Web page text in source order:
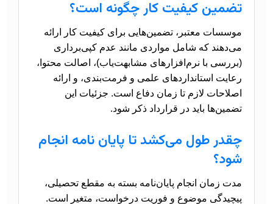
تضمین کیفیت کار چگونه است؟
موسسات معتبر، تضمین‌هایی برای کیفیت کار ارائه
می‌دهند که شامل مواردی مانند عدم کپی‌برداری
(بررسی با نرم‌افزارهای مشابهت‌یاب)، اصالت محتوا،
رعایت استانداردهای علمی و فرمت‌بندی، و ارائه
اصلاحات لازم تا زمان دفاع است. جزئیات این
تضمین‌ها باید در قرارداد ذکر شود.
چقدر طول می‌کشد تا پایان نامه انجام
شود؟
مدت زمان انجام پایان‌نامه بسته به مقطع تحصیلی،
پیچیدگی موضوع و فوریت درخواست، متغیر است.